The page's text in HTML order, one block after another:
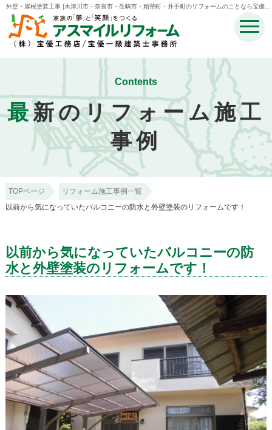
外壁・屋根塗装工事 |木津川市・奈良市・生駒市・精華町・井手町のリフォームのことなら宝優工
務店アスマイルリフォーム
Contents
最新のリフォーム施工
事例
TOPページ
リフォーム施工事例一覧
以前から気になっていたバルコニーの防水と外壁塗装のリフォームです！
以前から気になっていたバルコニーの防
水と外壁塗装のリフォームです！